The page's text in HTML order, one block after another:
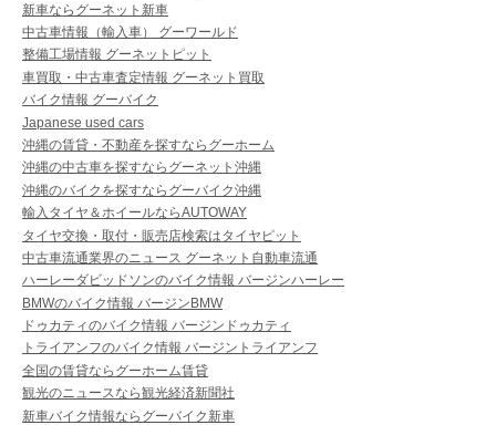
新車ならグーネット新車
中古車情報（輸入車） グーワールド
整備工場情報 グーネットピット
車買取・中古車査定情報 グーネット買取
バイク情報 グーバイク
Japanese used cars
沖縄の賃貸・不動産を探すならグーホーム
沖縄の中古車を探すならグーネット沖縄
沖縄のバイクを探すならグーバイク沖縄
輸入タイヤ＆ホイールならAUTOWAY
タイヤ交換・取付・販売店検索はタイヤピット
中古車流通業界のニュース グーネット自動車流通
ハーレーダビッドソンのバイク情報 バージンハーレー
BMWのバイク情報 バージンBMW
ドゥカティのバイク情報 バージンドゥカティ
トライアンフのバイク情報 バージントライアンフ
全国の賃貸ならグーホーム賃貸
観光のニュースなら観光経済新聞社
新車バイク情報ならグーバイク新車